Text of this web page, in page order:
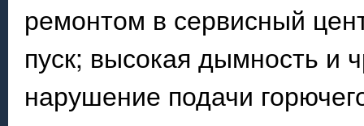
ремонтом в сервисный
пуск; высокая дымность и
нарушение подачи